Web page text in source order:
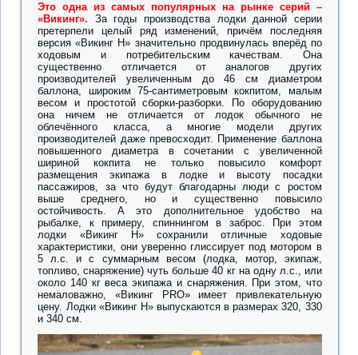
Это одна из самых популярных на рынке серий –
«Викинг». За годы производства лодки данной серии
претерпели целый ряд изменений, причём последняя
версия «Викинг Н» значительно продвинулась вперёд по
ходовым и потребительским качествам. Она
существенно отличается от аналогов других
производителей увеличенным до 46 см диаметром
баллона, широким 75-сантиметровым кокпитом, малым
весом и простотой сборки-разборки. По оборудованию
она ничем не отличается от лодок обычного не
облечённого класса, а многие модели других
производителей даже превосходит. Применение баллона
повышенного диаметра в сочетании с увеличенной
шириной кокпита не только повысило комфорт
размещения экипажа в лодке и высоту посадки
пассажиров, за что будут благодарны люди с ростом
выше среднего, но и существенно повысило
остойчивость. А это дополнительное удобство на
рыбалке, к примеру, спиннингом в заброс. При этом
лодки «Викинг Н» сохранили отличные ходовые
характеристики, они уверенно глиссирует под мотором в
5 л.с. и с суммарным весом (лодка, мотор, экипаж,
топливо, снаряжение) чуть больше 40 кг на одну л.с., или
около 140 кг веса экипажа и снаряжения. При этом, что
немаловажно, «Викинг PRO» имеет привлекательную
цену. Лодки «Викинг Н» выпускаются в размерах 320, 330
и 340 см.